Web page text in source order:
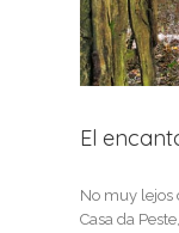
El
No muy lejos
Casa da